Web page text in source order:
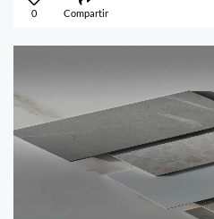
0 Compartir